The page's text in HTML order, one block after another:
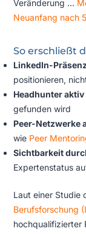
Veränderung ...
Neuanfang nach
So erschließt
LinkedIn-
positionieren,
Headhunter
gefunden wird
Peer-Netzwerke
wie Peer
Sichtbarkeit
Expertenstatus
Laut einer Studie
Berufsforschung
hochqualifizierter